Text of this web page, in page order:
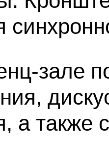
зале
а также